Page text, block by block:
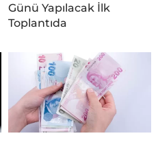
Günü Yapılacak İlk
Toplantıda